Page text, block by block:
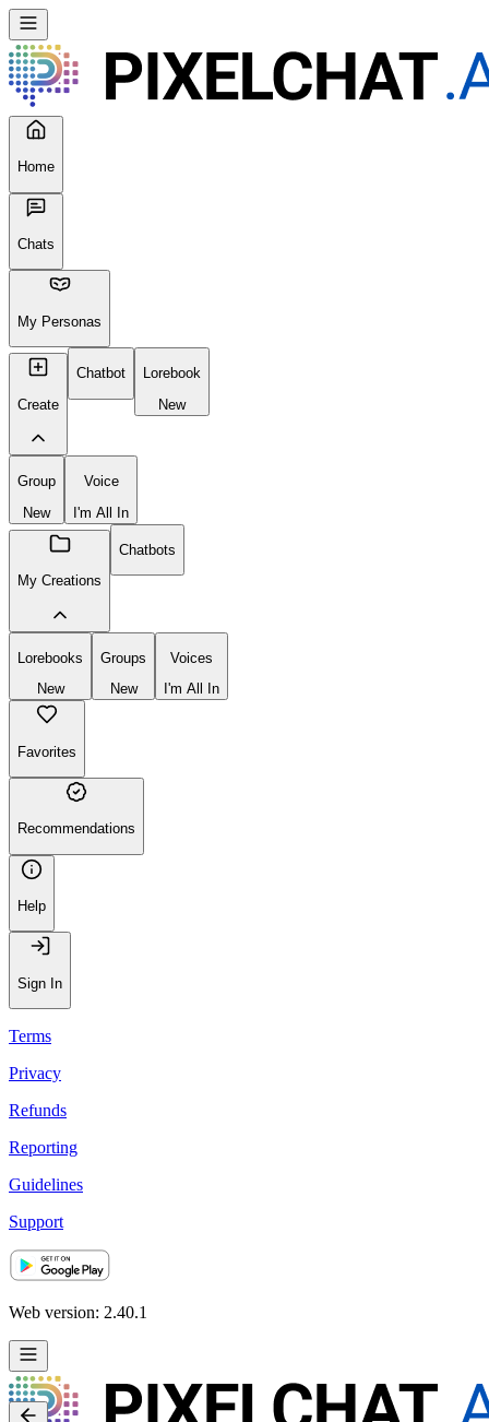
Home
Chats
My Personas
Create
Chatbot
Lorebook
New
Group
New
Voice
I'm All In
My Creations
Chatbots
Lorebooks
New
Groups
New
Voices
I'm All In
Favorites
Recommendations
Help
Sign In
Terms
Privacy
Refunds
Reporting
Guidelines
Support
Web version: 2.40.1